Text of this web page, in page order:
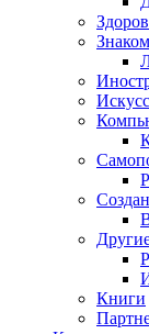
Книги